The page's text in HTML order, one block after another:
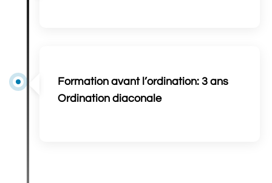
Formation avant l’ordination: 3 ans
Ordination diaconale